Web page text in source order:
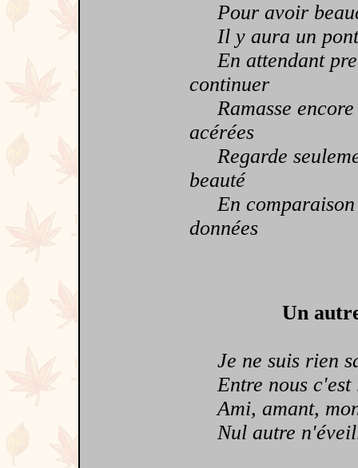
Pour avoir
Il y aura un pont
En attendant
continuer
Ramasse encore
acérées
Regarde
beauté
En comparaison
données
Un
Je ne suis rien
Entre nous c'est
Ami, amant,
Nul autre